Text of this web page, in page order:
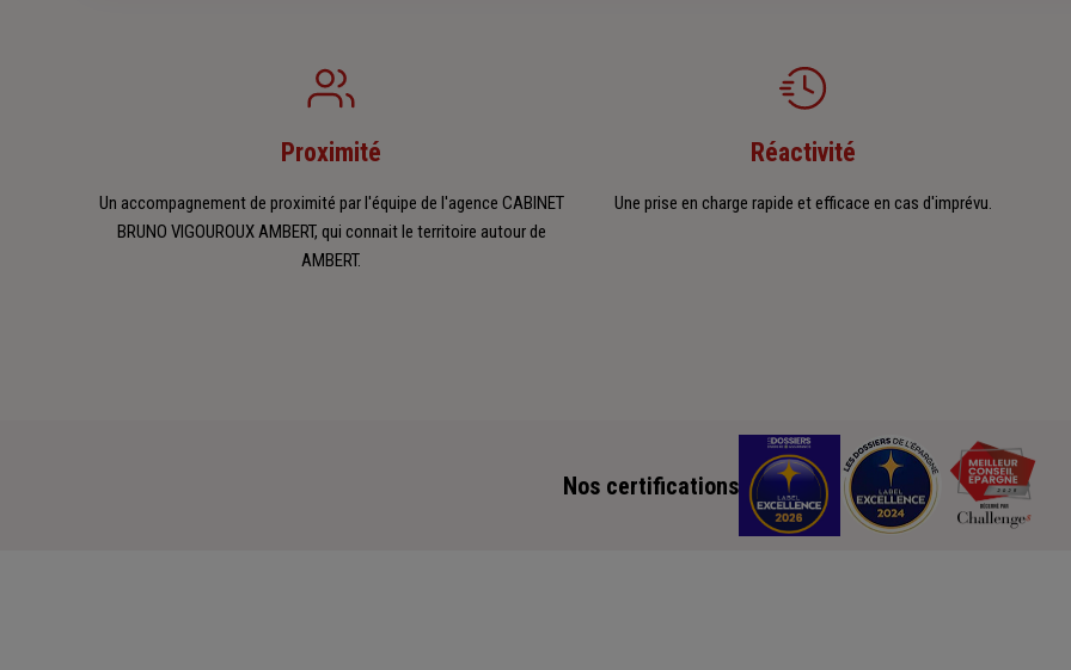
Proximité
Un accompagnement de proximité par l'équipe de l'agence CABINET
BRUNO VIGOUROUX AMBERT, qui connait le territoire autour de
AMBERT.
Réactivité
Une prise en charge rapide et efficace en cas d'imprévu.
Nos certifications